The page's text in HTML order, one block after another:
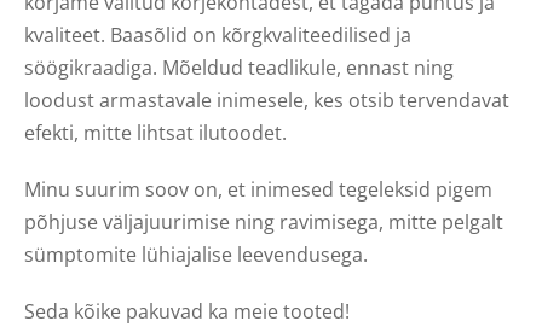
kvaliteet. Baasõlid on kõrgkvaliteedilised ja
söögikraadiga. Mõeldud teadlikule, ennast ning
loodust armastavale inimesele, kes otsib tervendavat
efekti, mitte lihtsat ilutoodet.
Minu suurim soov on, et inimesed tegeleksid pigem
põhjuse väljajuurimise ning ravimisega, mitte pelgalt
sümptomite lühiajalise leevendusega.
Seda kõike pakuvad ka meie tooted!